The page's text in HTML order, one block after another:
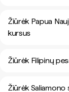
Žiūrėk Papua
kursus
Žiūrėk Filipinų
Žiūrėk Saliamono